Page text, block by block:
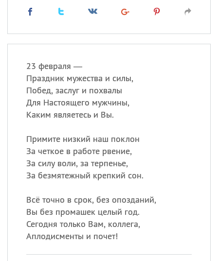
23 февраля —
Праздник мужества и силы,
Побед, заслуг и похвалы
Для Настоящего мужчины,
Каким являетесь и Вы.
Примите низкий наш поклон
За четкое в работе рвение,
За силу воли, за терпенье,
За безмятежный крепкий сон.
Всё точно в срок, без опозданий,
Вы без промашек целый год.
Сегодня только Вам, коллега,
Аплодисменты и почет!